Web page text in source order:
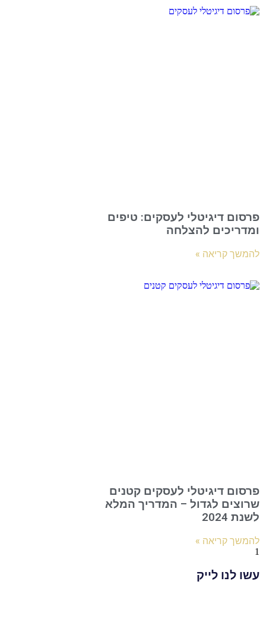
פרסום דיגיטלי לעסקים: טיפים
ומדריכים להצלחה
להמשך קריאה »
פרסום דיגיטלי לעסקים קטנים
שרוצים לגדול – המדריך המלא
לשנת 2024
להמשך קריאה »
עשו לנו לייק